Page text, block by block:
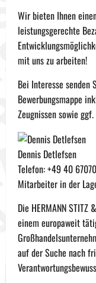
Wir bieten Ihnen
leistungsgerechte
mit uns zu arbeiten!
Bei Interesse
Bewerbungsmappe
Zeugnissen sowie
Dennis Detlefsen
Telefon: +49 40
Mitarbeiter in der
Die HERMANN STITZ
einem europaweit
auf der Suche nach